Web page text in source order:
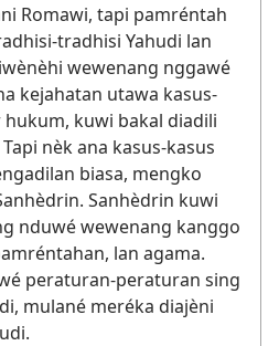
Romawi, tapi pamréntah
tradhisi Yahudi lan
wewenang nggawé
kejahatan utawa kasus-
kuwi bakal diadili
nèk ana kasus-kasus
biasa, mengko
Sanhèdrin kuwi
nduwé wewenang kanggo
lan agama.
peraturan-peraturan sing
mulané meréka diajèni